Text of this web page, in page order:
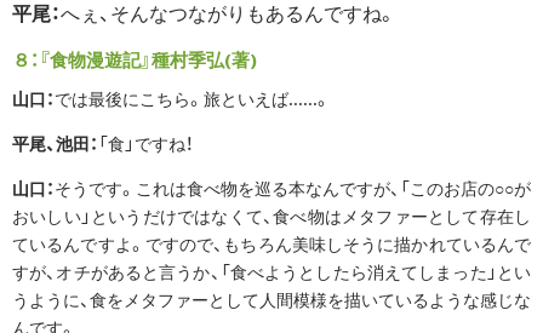
平尾：へぇ、そんなつながりもあるんですね。
８：『食物漫遊記』種村季弘(著)
山口：では最後にこちら。旅といえば......。
平尾、池田： 「食」ですね！
山口：そうです。これは食べ物を巡る本なんですが、「このお店の○○が
おいしい」というだけではなくて、食べ物はメタファーとして存在し
ているんですよ。ですので、もちろん美味しそうに描かれているんで
すが、オチがあると言うか、「食べようとしたら消えてしまった」とい
うように、食をメタファーとして人間模様を描いているような感じな
んです。